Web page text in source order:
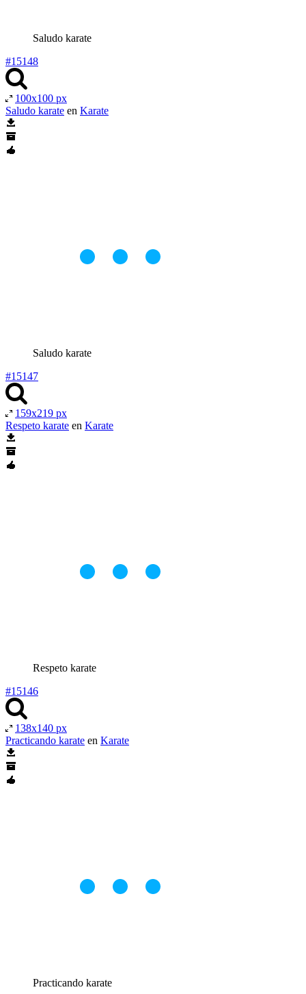
Saludo karate
#15148
100x100 px
Saludo karate en Karate
Saludo karate
#15147
159x219 px
Respeto karate en Karate
Respeto karate
#15146
138x140 px
Practicando karate en Karate
Practicando karate